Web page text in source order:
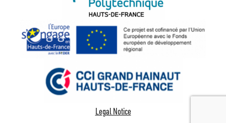
Legal Notice